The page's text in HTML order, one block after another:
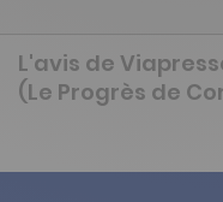
L'avis de
(Le Progrès de